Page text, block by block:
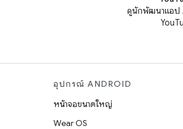
ดูนักพัฒนาแอป
อุปกรณ์ ANDROID
หน้าจอขนาดใหญ่
Wear OS